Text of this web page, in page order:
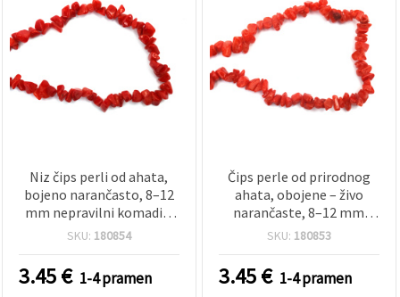
Niz čips perli od ahata,
bojeno narančasto, 8–12
mm nepravilni komadići
~85 cm (33,5 inča) — perle
izradu nakita, ogrlica,
narukvica i rukotvorina
SKU: 180854
3.45€ 1-4 pramen
Čips perle od prirodnog
ahata, obojene – živo
narančaste, 8–12 mm
(miješano), niz ~85 cm –
DIY hobi projekte
SKU: 180853
3.45€ 1-4 pramen